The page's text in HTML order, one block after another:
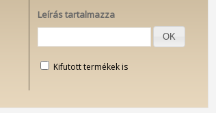
Leírás tartalmazza
OK
Kifutott termékek is